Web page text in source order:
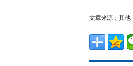
文章来源： 其他